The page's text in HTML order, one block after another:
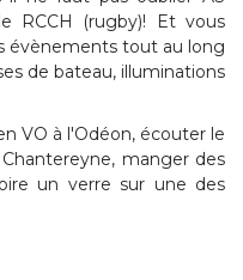
RCCH (rugby)! Et vous
évènements tout au long
de bateau, illuminations
VO à l'Odéon, écouter le
manger des
un verre sur une des